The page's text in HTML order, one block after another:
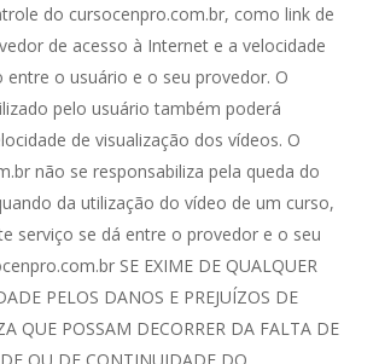
do cursocenpro.com.br, como link de
de acesso à Internet e a velocidade
entre o usuário e o seu provedor. O
pelo usuário também poderá
de visualização dos vídeos. O
não se responsabiliza pela queda do
da utilização do vídeo de um curso,
serviço se dá entre o provedor e o seu
SE EXIME DE QUALQUER
PELOS DANOS E PREJUÍZOS DE
QUE POSSAM DECORRER DA FALTA DE